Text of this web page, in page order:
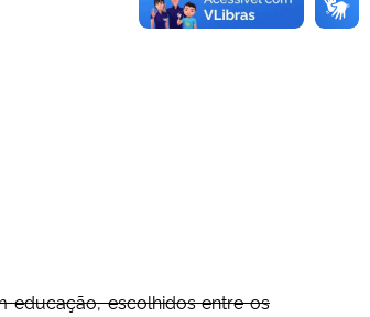
educação, escolhidos entre os